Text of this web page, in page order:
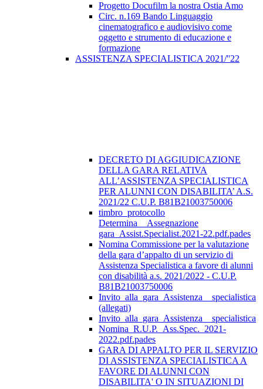
Progetto Docufilm la nostra Ostia Amo
Circ. n.169 Bando Linguaggio
cinematografico e audiovisivo come
oggetto e strumento di educazione e
formazione
ASSISTENZA SPECIALISTICA 2021/''22
DECRETO DI AGGIUDICAZIONE
DELLA GARA RELATIVA
ALL’ASSISTENZA SPECIALISTICA
PER ALUNNI CON DISABILITA’ A.S.
2021/22 C.U.P. B81B21003750006
timbro_protocollo
Determina__Assegnazione
gara_Assist.Specialist.2021-22.pdf.pades
Nomina Commissione per la valutazione
della gara d’appalto di un servizio di
Assistenza Specialistica a favore di alunni
con disabilità a.s. 2021/2022 - C.U.P.
B81B21003750006
Invito_alla_gara_Assistenza__specialistica
(allegati)
Invito_alla_gara_Assistenza__specialistica
Nomina_R.U.P._Ass.Spec._2021-
2022.pdf.pades
GARA DI APPALTO PER IL SERVIZIO
DI ASSISTENZA SPECIALISTICA A
FAVORE DI ALUNNI CON
DISABILITA' O IN SITUAZIONI DI